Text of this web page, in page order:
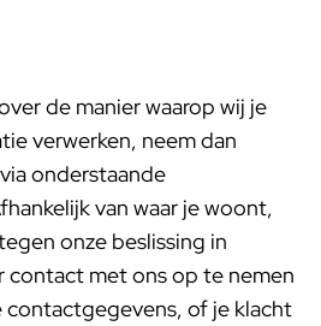
de manier waarop wij je
verwerken, neem dan
onderstaande
van waar je woont,
onze beslissing in
contact met ons op te nemen
contactgegevens, of je klacht